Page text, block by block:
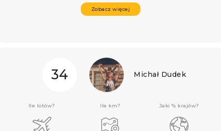
Zobacz więcej
34 Michał Dudek
Ile lotów? Ile km? Jaki % krajów?